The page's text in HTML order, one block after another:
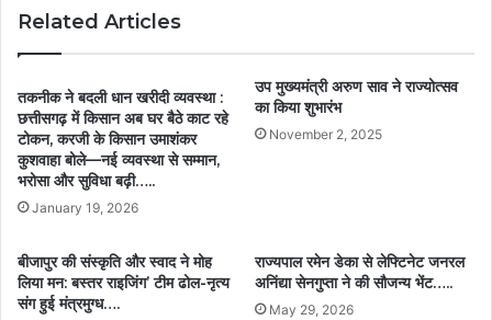
Related Articles
तकनीक ने बदली धान खरीदी व्यवस्था :
छत्तीसगढ़ में किसान अब घर बैठे काट रहे
टोकन, करजी के किसान उमाशंकर
कुशवाहा बोले—नई व्यवस्था से सम्मान,
भरोसा और सुविधा बढ़ी…..
January 19, 2026
उप मुख्यमंत्री अरुण साव ने राज्योत्सव
का किया शुभारंभ
November 2, 2025
बीजापुर की संस्कृति और स्वाद ने मोह
लिया मन: बस्तर राइजिंग’ टीम ढोल-नृत्य
संग हुई मंत्रमुग्ध….
राज्यपाल रमेन डेका से लेफ्टिनेट जनरल
अनिंद्या सेनगुप्ता ने की सौजन्य भेंट…..
May 29, 2026